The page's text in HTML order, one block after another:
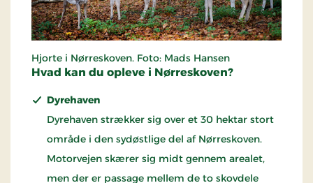
Hjorte i Nørreskoven. Foto: Mads Hansen
Hvad kan du opleve i Nørreskoven?
Dyrehaven
Dyrehaven strækker sig over et 30 hektar stort
område i den sydøstlige del af Nørreskoven.
Motorvejen skærer sig midt gennem arealet,
men der er passage mellem de to skovdele